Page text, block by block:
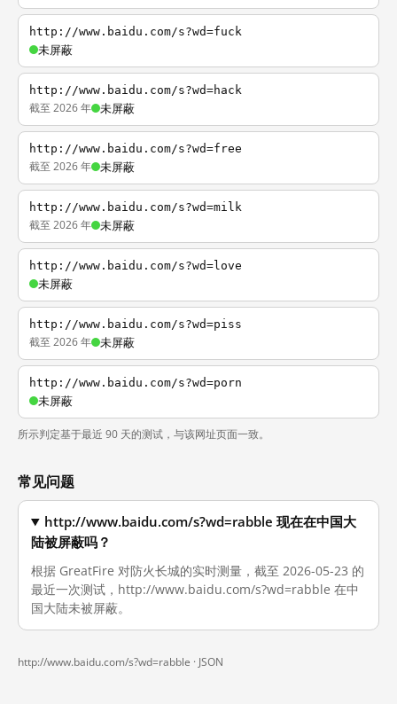
http://www.baidu.com/s?wd=fuck
未屏蔽
http://www.baidu.com/s?wd=hack
截至 2026 年 未屏蔽
http://www.baidu.com/s?wd=free
截至 2026 年 未屏蔽
http://www.baidu.com/s?wd=milk
截至 2026 年 未屏蔽
http://www.baidu.com/s?wd=love
未屏蔽
http://www.baidu.com/s?wd=piss
截至 2026 年 未屏蔽
http://www.baidu.com/s?wd=porn
未屏蔽
所示判定基于最近 90 天的测试，与该网址页面一致。
常见问题
http://www.baidu.com/s?wd=rabble 现在在中国大
陆被屏蔽吗？
根据 GreatFire 对防火长城的实时测量，截至 2026-05-23 的
最近一次测试，http://www.baidu.com/s?wd=rabble 在中
国大陆未被屏蔽。
http://www.baidu.com/s?wd=rabble · JSON